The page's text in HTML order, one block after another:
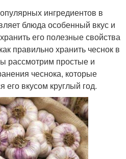
ингредиентов в
блюда особенный вкус и
его полезные свойства
правильно хранить чеснок в
рассмотрим простые и
чеснока, которые
его вкусом круглый год.